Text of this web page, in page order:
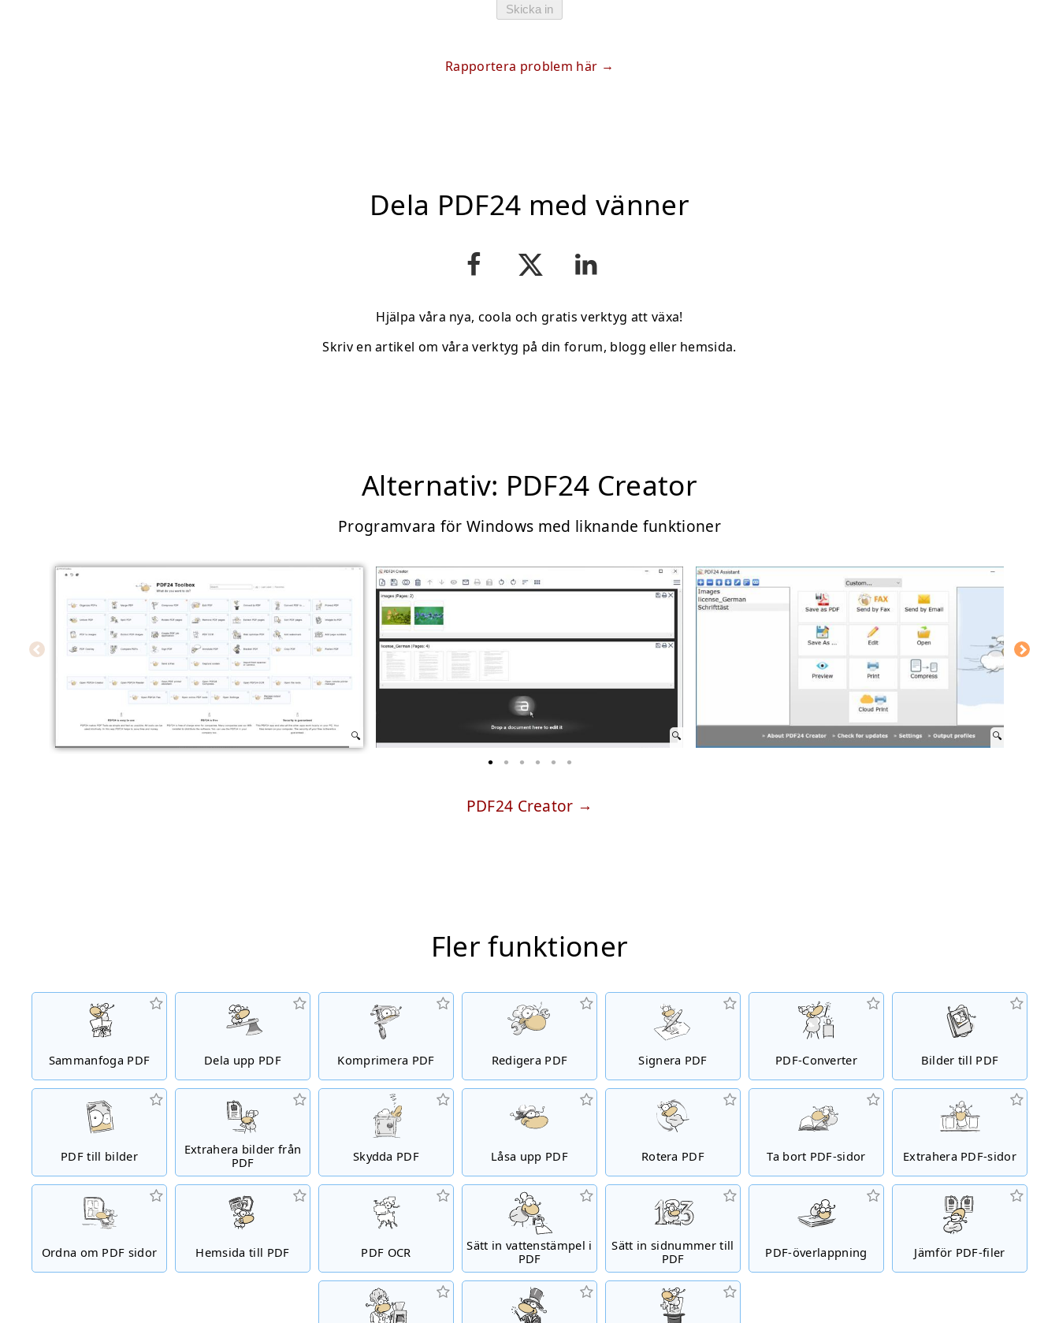
Skicka in
Rapportera problem här
Dela PDF24 med vänner
Hjälpa våra nya, coola och gratis verktyg att växa!
Skriv en artikel om våra verktyg på din forum, blogg eller hemsida.
Alternativ: PDF24 Creator
Programvara för Windows med liknande funktioner
PDF24 Creator
Fler funktioner
Sammanfoga PDF Dela upp PDF Komprimera PDF Redigera PDF Signera PDF PDF-Converter Bilder till PDF
PDF till bilder
Extrahera bilder från
PDF
Skydda PDF Låsa upp PDF Rotera PDF Ta bort PDF-sidor Extrahera PDF-sidor
Ordna om PDF sidor Hemsida till PDF PDF OCR
Sätt in vattenstämpel i
PDF
Sätt in sidnummer till
PDF
PDF-överlappning Jämför PDF-filer